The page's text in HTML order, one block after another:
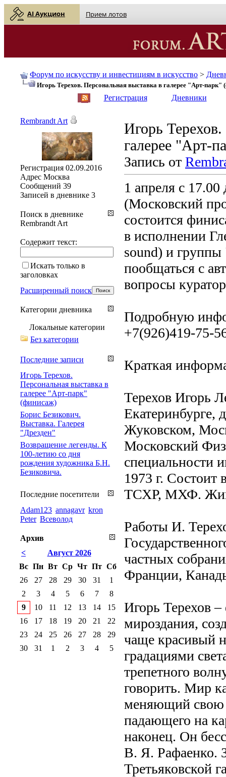
AI Аукцион Прием лотов
Форум по искусству и инвестициям в искусство >
Игорь Терехов. Персональная выставка в галерее "Арт-парк"
Регистрация Дневники
Игорь
галерее "Арт-
Запись от
1 апреля с
(Московский
состоится
в исполнении
sound) и
пообщаться с
вопросы
Подробную
+7(926)419-75-
Краткая
Терехов Игорь
Екатеринбурге,
Жуковском,
Московский
специальности
1973 г.
ТСХР, МХФ.
Работы И.
частных
Франции,
Игорь Терехов
мироздания,
чаще красивый
градациями
трепетного
говорить. Mиp
меняющий свою
падающего на
наконец. Он
В. Я. Рафаенко.
Третьяковской
Rembrandt Art
Регистрация 02.09.2016
Адрес Москва
Сообщений 39
Записей в дневнике 3
Поиск в дневнике
Rembrandt Art
Содержит текст:
Искать только в
заголовках
Расширенный поиск
Категории дневника
Локальные категории
Без категории
Последние записи
Игорь Терехов.
Персональная выставка в
галерее "Арт-парк"
(финисаж)
Борис Безикович.
Выставка. Галерея
"Дрезден"
Возвращение легенды. К
100-летию со дня
рождения художника Б.Н.
Безиковича.
Последние посетители
Adam123 annagavr kron
Peter Всеволод
Архив
<
Август 2026
Вс Пн Вт Ср Чт Пт Сб
26
27 28 29 30 31
1
2
3 4 5 6 7
8
9
10 11 12 13 14
15
16
17 18 19 20 21
22
23
24 25 26 27 28
29
30
31 1 2 3 4 5